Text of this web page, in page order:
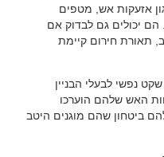
אזעקות אש, מטפים
הם יכולים גם לבדוק אם
תאורת חירום קיימת
נפשי לבעלי הבניין
האש שלהם הוערכו
ביטחון שהם מוגנים היטב